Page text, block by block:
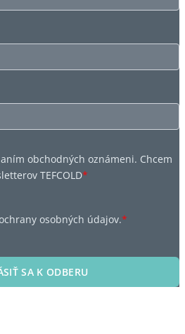
obchodných oznámeni. Chcem
TEFCOLD*
osobných údajov.*
SA K ODBERU